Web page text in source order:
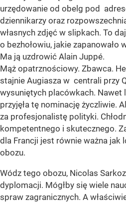
urzędowanie od obelg pod
dziennikarzy oraz
własnych zdjęć w slipkach. To
o bezhołowiu, jakie zapanowało
Ma ją uzdrowić Alain Juppé.
Mąż opatrznościowy. Zbawca.
stajnie Augiasza w centrali przy
wysuniętych placówkach. Nawet
przyjęła tę nominację życzliwie.
za profesjonalistę polityki.
kompetentnego i skutecznego.
dla Francji jest równie ważna jak
obozu.
Wódz tego obozu, Nicolas
dyplomacji. Mógłby się wiele
spraw zagranicznych. A